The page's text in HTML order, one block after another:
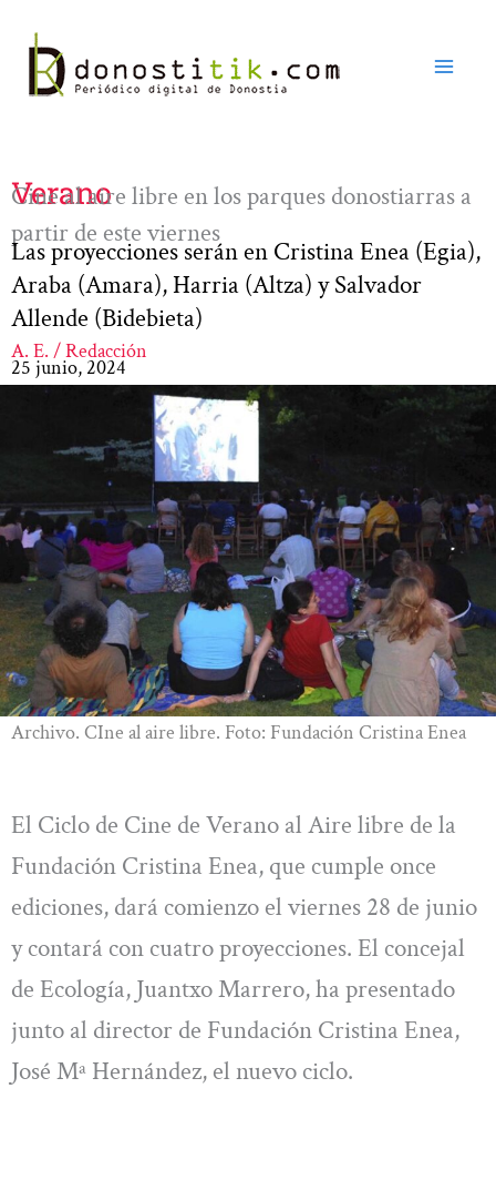
contenido
Verano
Cine al aire libre en los parques donostiarras a
partir de este viernes
Las proyecciones serán en Cristina Enea (Egia),
Araba (Amara), Harria (Altza) y Salvador
Allende (Bidebieta)
A. E. / Redacción
25 junio, 2024
Archivo. CIne al aire libre. Foto: Fundación Cristina Enea
El Ciclo de Cine de Verano al Aire libre de la
Fundación Cristina Enea, que cumple once
ediciones, dará comienzo el viernes 28 de junio
y contará con cuatro proyecciones. El concejal
de Ecología, Juantxo Marrero, ha presentado
junto al director de Fundación Cristina Enea,
José Mª Hernández, el nuevo ciclo.